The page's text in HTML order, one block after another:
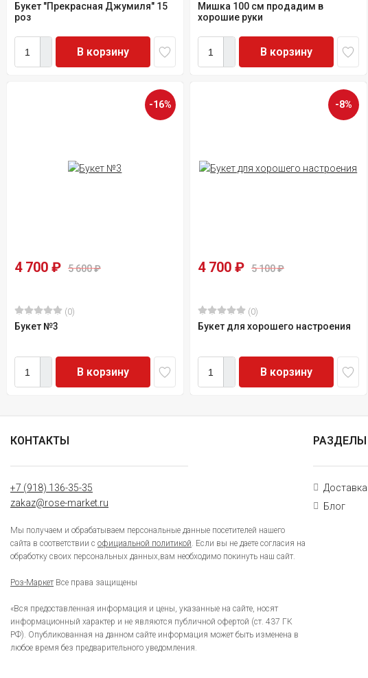
Букет "Прекрасная Джумиля" 15
роз
В корзину
Мишка 100 см продадим в
хорошие руки
В корзину
-16%
4 700 ₽ 5 600₽
(0)
Букет №3
В корзину
-8%
4 700 ₽ 5 100₽
(0)
Букет для хорошего настроения
В корзину
КОНТАКТЫ
+7 (918) 136-35-35
zakaz@rose-market.ru
Мы получаем и обрабатываем персональные данные посетителей нашего
сайта в соответствии с официальной политикой. Если вы не даете согласия на
обработку своих персональных данных,вам необходимо покинуть наш сайт.
Роз-МаркетВсе права защищены
«Вся предоставленная информация и цены, указанные на сайте, носят
информационный характер и не являются публичной офертой (ст. 437 ГК
РФ). Опубликованная на данном сайте информация может быть изменена в
любое время без предварительного уведомления.
РАЗДЕЛЫ
Блог